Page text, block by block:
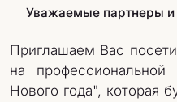
Уважаемые партнеры и
Приглашаем Вас
на
Нового года", которая